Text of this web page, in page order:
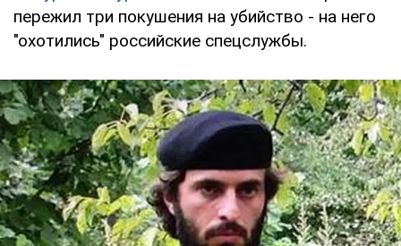
пережил три покушения на убийство - на него
"охотились" российские спецслужбы.